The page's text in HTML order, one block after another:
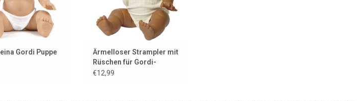
Gordi Puppe
Ärmelloser Strampler mit
Rüschen für Gordi-
Puppen / Farbe Ecru
€12,99